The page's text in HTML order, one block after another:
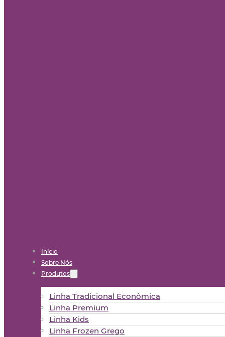
Início
Sobre Nós
Produtos
Linha Tradicional Econômica
Linha Premium
Linha Kids
Linha Frozen Grego